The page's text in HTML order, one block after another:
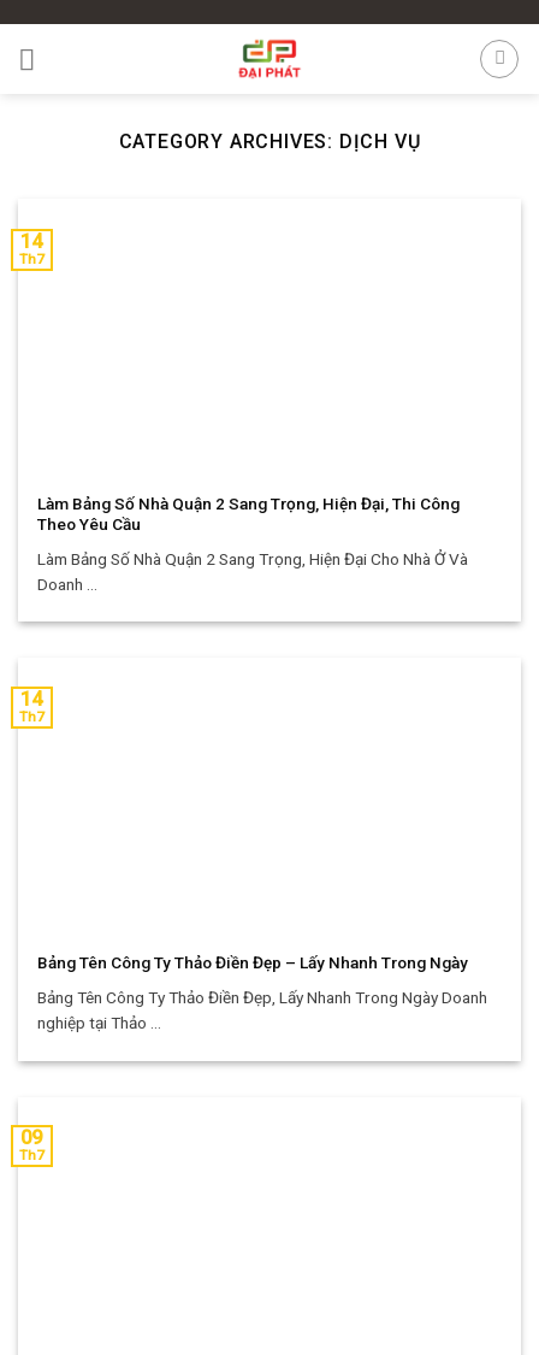
content
CATEGORY ARCHIVES: DỊCH VỤ
Làm Bảng Số Nhà Quận 2 Sang Trọng, Hiện Đại, Thi Công
Theo Yêu Cầu
Làm Bảng Số Nhà Quận 2 Sang Trọng, Hiện Đại Cho Nhà Ở Và
Doanh ...
14
Th7
Bảng Tên Công Ty Thảo Điền Đẹp – Lấy Nhanh Trong Ngày
Bảng Tên Công Ty Thảo Điền Đẹp, Lấy Nhanh Trong Ngày Doanh
nghiệp tại Thảo ...
14
Th7
09
Th7